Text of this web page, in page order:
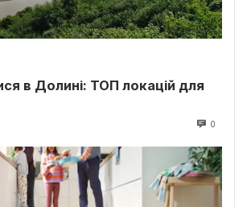
в Долині: ТОП локацій для
0